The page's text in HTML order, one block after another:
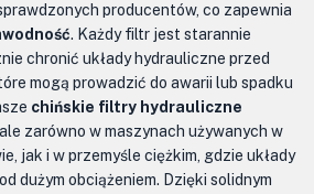
producentów, co zapewnia
. Każdy filtr jest starannie
chronić układy hydrauliczne przed
mogą prowadzić do awarii lub spadku
chińskie filtry hydrauliczne
zarówno w maszynach używanych w
jak i w przemyśle ciężkim, gdzie układy
dużym obciążeniem. Dzięki solidnym